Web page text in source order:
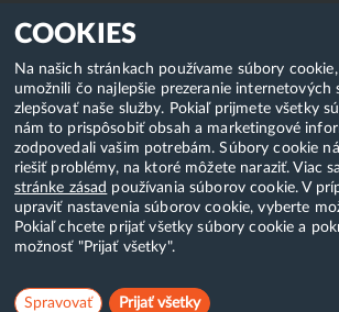
COOKIES
Na našich stránkach používame súbory
umožnili čo najlepšie prezeranie internetových
zlepšovať naše služby. Pokiaľ prijmete všetky
nám to prispôsobiť obsah a marketingové
zodpovedali vašim potrebám. Súbory cookie
riešiť problémy, na ktoré môžete naraziť. Viac
stránke zásad používania súborov cookie. V
upraviť nastavenia súborov cookie, vyberte
Pokiaľ chcete prijať všetky súbory cookie a
možnosť "Prijať všetky".
Spravovať Prijať všetky
Klientská zóna
WebAdmin
WebMail
Zmena hesla (E-mail, FTP, SSH)
Webhosting
Domény
Copyright & 2018-2026 HostCreators. Všetky